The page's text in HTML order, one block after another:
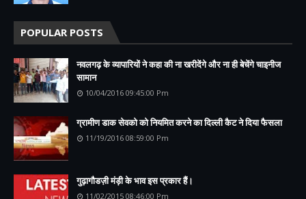
POPULAR POSTS
नवलगढ़ के व्यापारियों ने कहा की ना खरीदेंगे और ना ही बेचेंगे चाइनीज
सामान
10/04/2016 09:45:00 Pm
ग्रामीण डाक सेवको को नियमित करने का दिल्ली कैट ने दिया फैसला
11/19/2016 08:59:00 Pm
गुढ़ागौडज़ी मंड़ी के भाव इस प्रकार हैं।
11/02/2015 08:46:00 Pm